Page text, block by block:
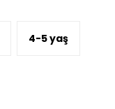
4-5 yaş